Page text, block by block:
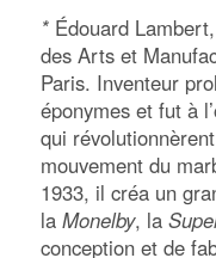
*Édouard
des Arts et
Paris. Inventeur
éponymes et fut à
qui
mouvement du
1933, il créa un
la Monelby, la
conception et de